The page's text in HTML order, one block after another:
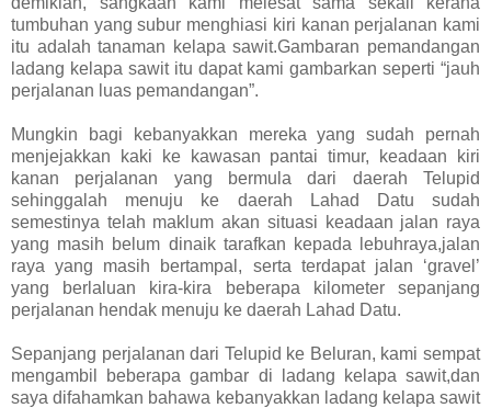
tumbuhan yang subur menghiasi kiri kanan perjalanan kami
itu adalah tanaman kelapa sawit.Gambaran pemandangan
ladang kelapa sawit itu dapat kami gambarkan seperti “jauh
perjalanan luas pemandangan”.
Mungkin bagi kebanyakkan mereka yang sudah pernah
menjejakkan kaki ke kawasan pantai timur, keadaan kiri
kanan perjalanan yang bermula dari daerah Telupid
sehinggalah menuju ke daerah Lahad Datu sudah
semestinya telah maklum akan situasi keadaan jalan raya
yang masih belum dinaik tarafkan kepada lebuhraya,jalan
raya yang masih bertampal, serta terdapat jalan ‘gravel’
yang berlaluan kira-kira beberapa kilometer sepanjang
perjalanan hendak menuju ke daerah Lahad Datu.
Sepanjang perjalanan dari Telupid ke Beluran, kami sempat
mengambil beberapa gambar di ladang kelapa sawit,dan
saya difahamkan bahawa kebanyakkan ladang kelapa sawit